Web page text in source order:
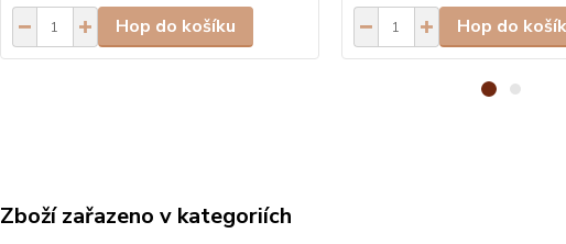
Hop do košíku Hop do
Zboží zařazeno v kategoriích